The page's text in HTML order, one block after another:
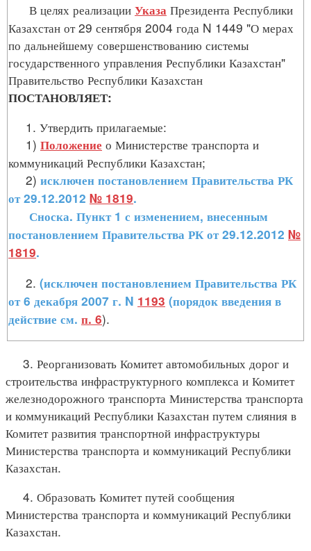
В целях реализации Указа Президента Республики
Казахстан от 29 сентября 2004 года N 1449 "О мерах
по дальнейшему совершенствованию системы
государственного управления Республики Казахстан"
Правительство Республики Казахстан
ПОСТАНОВЛЯЕТ:
1. Утвердить прилагаемые:
1) Положение о Министерстве транспорта и
коммуникаций Республики Казахстан;
2) исключен постановлением Правительства РК
от 29.12.2012 № 1819.
Сноска. Пункт 1 с изменением, внесенным
постановлением Правительства РК от 29.12.2012 №
1819.
2. (исключен постановлением Правительства РК
от 6 декабря 2007 г. N 1193 (порядок введения в
действие см. п. 6).
3. Реорганизовать Комитет автомобильных дорог и
строительства инфраструктурного комплекса и Комитет
железнодорожного транспорта Министерства транспорта
и коммуникаций Республики Казахстан путем слияния в
Комитет развития транспортной инфраструктуры
Министерства транспорта и коммуникаций Республики
Казахстан.
4. Образовать Комитет путей сообщения
Министерства транспорта и коммуникаций Республики
Казахстан.